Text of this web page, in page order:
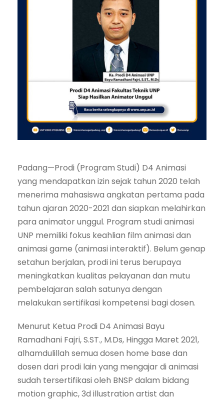
Padang—Prodi (Program Studi) D4 Animasi
yang mendapatkan izin sejak tahun 2020 telah
menerima mahasiswa angkatan pertama pada
tahun ajaran 2020-2021 dan siapkan melahirkan
para animator unggul. Program studi animasi
UNP memiliki fokus keahlian film animasi dan
animasi game (animasi interaktif). Belum genap
setahun berjalan, prodi ini terus berupaya
meningkatkan kualitas pelayanan dan mutu
pembelajaran salah satunya dengan
melakukan sertifikasi kompetensi bagi dosen.
Menurut Ketua Prodi D4 Animasi Bayu
Ramadhani Fajri, S.ST., M.Ds, Hingga Maret 2021,
alhamdulillah semua dosen home base dan
dosen dari prodi lain yang mengajar di animasi
sudah tersertifikasi oleh BNSP dalam bidang
motion graphic, 3d illustration artist dan